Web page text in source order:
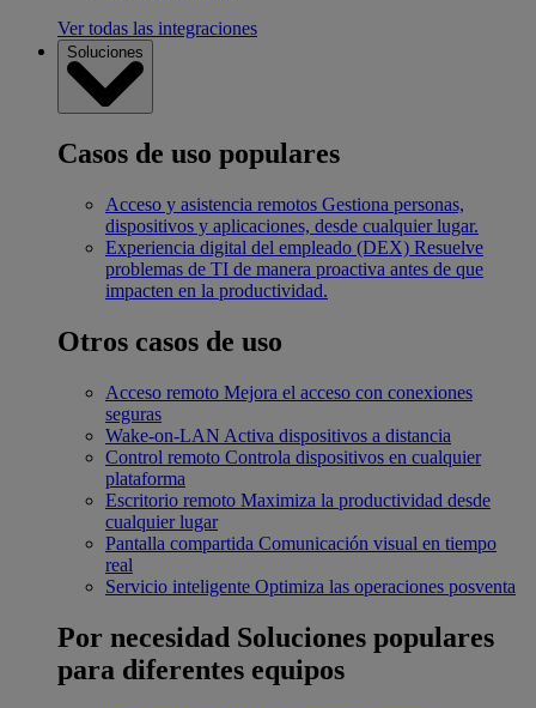
Ver todas las integraciones
Soluciones
Casos de uso populares
Acceso y asistencia remotos Gestiona personas,
dispositivos y aplicaciones, desde cualquier lugar.
Experiencia digital del empleado (DEX) Resuelve
problemas de TI de manera proactiva antes de que
impacten en la productividad.
Otros casos de uso
Acceso remoto Mejora el acceso con conexiones
seguras
Wake-on-LAN Activa dispositivos a distancia
Control remoto Controla dispositivos en cualquier
plataforma
Escritorio remoto Maximiza la productividad desde
cualquier lugar
Pantalla compartida Comunicación visual en tiempo
real
Servicio inteligente Optimiza las operaciones posventa
Por necesidad Soluciones populares
para diferentes equipos